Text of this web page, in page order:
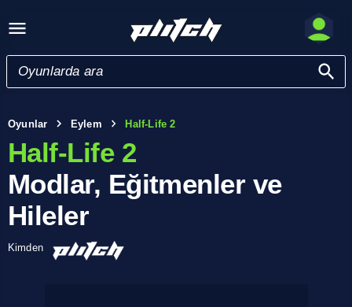
Oyunlar Eylem Half-Life 2
Half-Life 2
Modlar, Eğitmenler ve
Hileler
Kimden